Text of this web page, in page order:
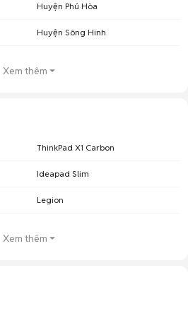
Huyện Phú Hòa
Huyện Sông Hinh
Xem thêm
ThinkPad X1 Carbon
Ideapad Slim
Legion
Xem thêm